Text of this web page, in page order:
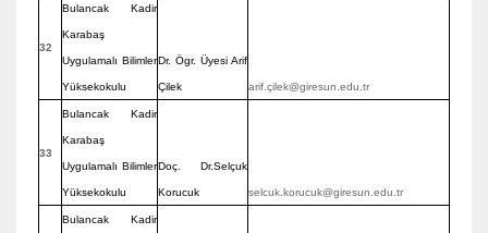
32
Bulancak Kadir
Karabaş
Uygulamalı Bilimler
Yüksekokulu
Dr. Ögr. Üyesi Arif
Çilek arif.çilek@giresun.edu.tr
33
Bulancak Kadir
Karabaş
Uygulamalı Bilimler
Yüksekokulu
Doç. Dr.Selçuk
Korucuk selcuk.korucuk@giresun.edu.tr
Bulancak Kadir